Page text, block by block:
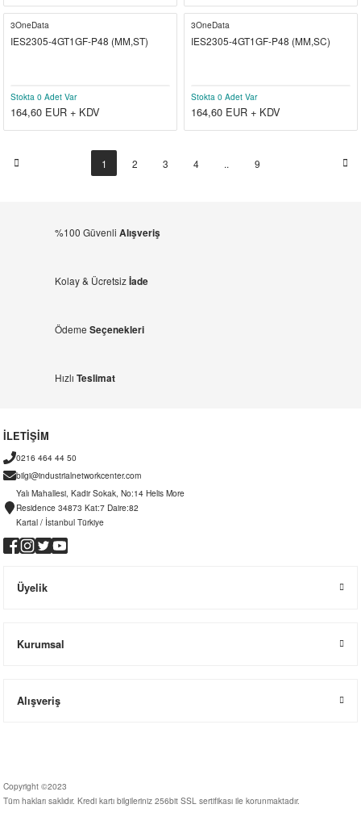
3OneData
IES2305-4GT1GF-P48 (MM,ST)
Stokta 0 Adet Var
164,60 EUR + KDV
3OneData
IES2305-4GT1GF-P48 (MM,SC)
Stokta 0 Adet Var
164,60 EUR + KDV
1 2 3 4 .. 9
%100 Güvenli Alışveriş
Kolay & Ücretsizİade
Ödeme Seçenekleri
Hızlı Teslimat
İLETİŞİM
0216 464 44 50
bilgi@industrialnetworkcenter.com
Yalı Mahallesi, Kadir Sokak, No:14 Helis More
Residence 34873 Kat:7 Daire:82
Kartal / İstanbul Türkiye
Üyelik
Kurumsal
Alışveriş
Copyright ©2023
Tüm hakları saklıdır. Kredi kartı bilgileriniz 256bit SSL sertifikası ile korunmaktadır.